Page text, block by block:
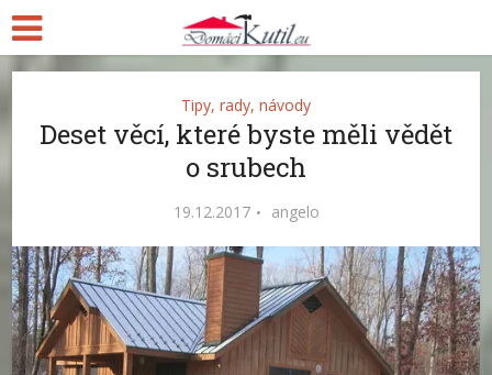
Tipy, rady, návody
Deset věcí, které byste měli vědět
o srubech
19.12.2017 angelo